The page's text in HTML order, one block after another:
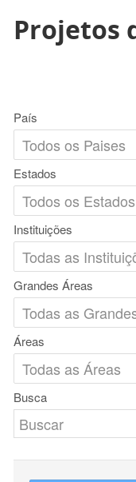
Projetos
País
Estados
Instituições
Grandes Áreas
Áreas
Busca